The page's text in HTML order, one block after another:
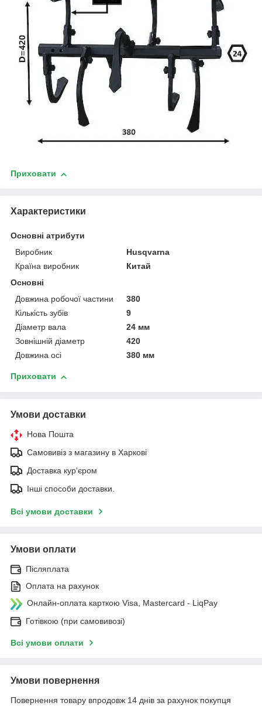
Приховати
Характеристики
Основні атрибути
Виробник
Husqvarna
Країна виробник
Китай
Основні
Довжина робочої частини
380
Кількість зубів
9
Діаметр вала
24 мм
Зовнішній діаметр
420
Довжина осі
380 мм
Приховати
Умови доставки
Нова Пошта
Самовивіз з магазину в Харкові
Доставка кур'єром
Інші способи доставки.
Всі умови доставки
Умови оплати
Післяплата
Оплата на рахунок
Онлайн-оплата карткою Visa, Mastercard - LiqPay
Готівкою (при самовивозі)
Всі умови оплати
Умови повернення
Повернення товару впродовж 14 днів за рахунок покупця